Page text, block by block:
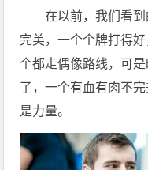
在以前，我们看
完美，一个个牌打得
个都走偶像路线，可
了，一个有血有肉不
是力量。